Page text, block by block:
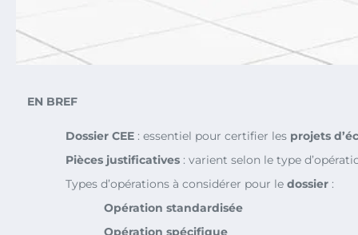
EN BREF
Dossier CEE : essentiel pour certifier les projets
Pièces justificatives : varient selon le type
Types d’opérations à considérer pour le dossier :
Opération standardisée
Opération spécifique